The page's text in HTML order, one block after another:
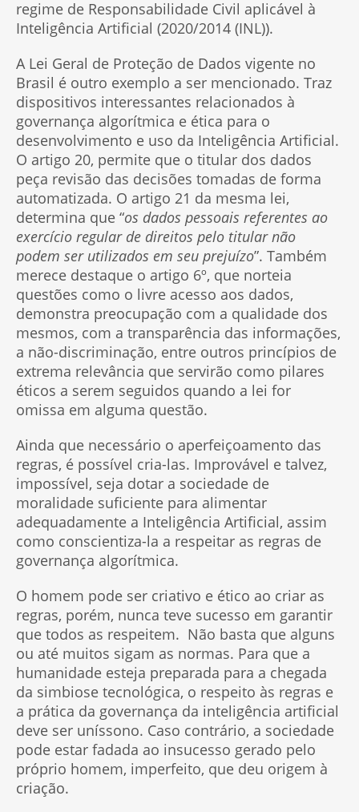
regime de Responsabilidade Civil aplicável à
Inteligência Artificial (2020/2014 (INL)).
A Lei Geral de Proteção de Dados vigente no
Brasil é outro exemplo a ser mencionado. Traz
dispositivos interessantes relacionados à
governança algorítmica e ética para o
desenvolvimento e uso da Inteligência Artificial.
O artigo 20, permite que o titular dos dados
peça revisão das decisões tomadas de forma
automatizada. O artigo 21 da mesma lei,
determina que “os dados pessoais referentes ao
exercício regular de direitos pelo titular não
podem ser utilizados em seu prejuízo”. Também
merece destaque o artigo 6º, que norteia
questões como o livre acesso aos dados,
demonstra preocupação com a qualidade dos
mesmos, com a transparência das informações,
a não-discriminação, entre outros princípios de
extrema relevância que servirão como pilares
éticos a serem seguidos quando a lei for
omissa em alguma questão.
Ainda que necessário o aperfeiçoamento das
regras, é possível cria-las. Improvável e talvez,
impossível, seja dotar a sociedade de
moralidade suficiente para alimentar
adequadamente a Inteligência Artificial, assim
como conscientiza-la a respeitar as regras de
governança algorítmica.
O homem pode ser criativo e ético ao criar as
regras, porém, nunca teve sucesso em garantir
que todos as respeitem. Não basta que alguns
ou até muitos sigam as normas. Para que a
humanidade esteja preparada para a chegada
da simbiose tecnológica, o respeito às regras e
a prática da governança da inteligência artificial
deve ser uníssono. Caso contrário, a sociedade
pode estar fadada ao insucesso gerado pelo
próprio homem, imperfeito, que deu origem à
criação.